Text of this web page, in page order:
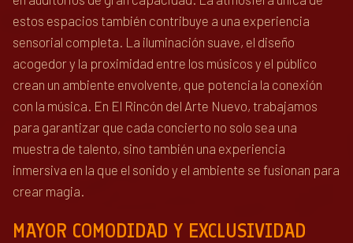
estos espacios también contribuye a una experiencia
sensorial completa. La iluminación suave, el diseño
acogedor y la proximidad entre los músicos y el público
crean un ambiente envolvente, que potencia la conexión
con la música. En El Rincón del Arte Nuevo, trabajamos
para garantizar que cada concierto no solo sea una
muestra de talento, sino también una experiencia
inmersiva en la que el sonido y el ambiente se fusionan para
crear magia.
MAYOR COMODIDAD Y EXCLUSIVIDAD